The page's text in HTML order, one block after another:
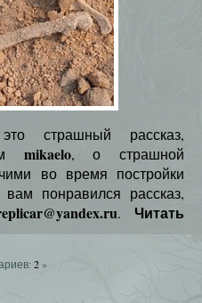
страшный рассказ,
mikaelo, о страшной
во время постройки
понравился рассказ,
.
Читать
2»